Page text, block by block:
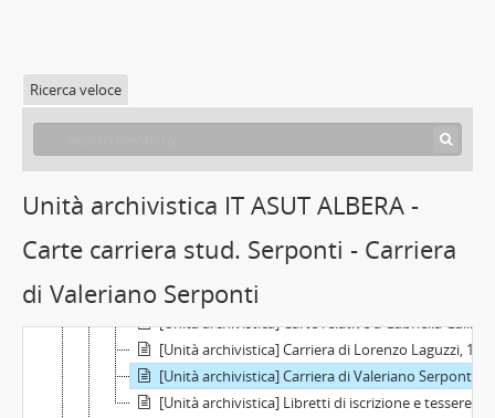
Ricerca veloce
Unità archivistica IT ASUT ALBERA -
Carte carriera stud. Serponti - Carriera
di Valeriano Serponti
[Serie] Ritratti dei laureandi e delle laureande dell'Università di Torino e del Politecnico di Torino, 1878 - 1950
[Serie] Ritratti degli studenti degli Istituti superiori, 1882 - 1949
[Unità archivistica] Carriera di Filiberto Avogadro di Collobiano, 1815 - 1842
[Unità archivistica] Carriera di Cesare Correnti, 1833-09-24
[Unità archivistica] Carriera di Carlo Deblasi, 1866-11-30 - 1869-06-26
[Unità archivistica] Carte relative a Enrica Fortunati, 1928-1936
[Unità archivistica] Carte relative a Gabriella Gallino, 1939-1941
[Unità archivistica] Carriera di Lorenzo Laguzzi, 1932-02-06
[Unità archivistica] Carriera di Valeriano Serponti, 1662-08-02
[Unità archivistica] Libretti di iscrizione e tessere di riconoscimento, 1913-1964